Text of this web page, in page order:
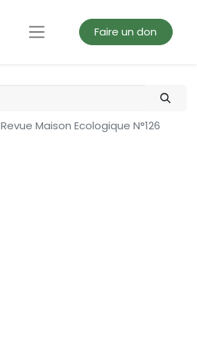
Faire un don
Revue Maison Ecologique N°126